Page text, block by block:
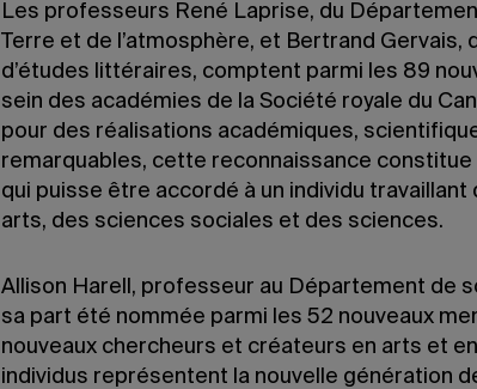
Les professeurs René Laprise, du
Terre et de l’atmosphère, et Bertrand Gervais,
d’études littéraires, comptent parmi les 89
sein des académies de la Société royale du
pour des réalisations académiques,
remarquables, cette reconnaissance constitue
qui puisse être accordé à un individu travaillant
arts, des sciences sociales et des sciences.
Allison Harell, professeur au Département de
sa part été nommée parmi les 52 nouveaux
nouveaux chercheurs et créateurs en arts et
individus représentent la nouvelle génération